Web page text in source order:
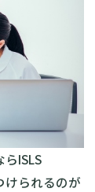
ISLS
けられるのが